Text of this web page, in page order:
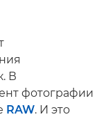
В
фотографии
RAW. И это